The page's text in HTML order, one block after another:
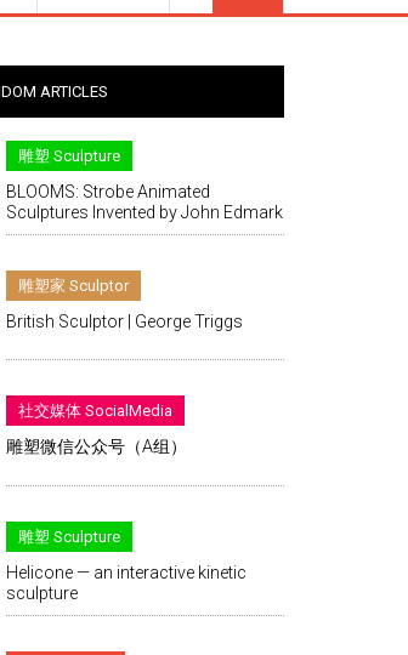
ARTICLES
雕塑 Sculpture
BLOOMS: Strobe Animated
Sculptures Invented by John Edmark
雕塑家 Sculptor
British Sculptor | George Triggs
社交媒体 SocialMedia
雕塑微信公众号（A组）
雕塑 Sculpture
Helicone — an interactive kinetic
sculpture